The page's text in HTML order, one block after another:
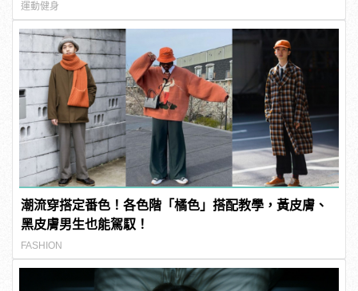
運動健身
潮流穿搭定番色！各色階「橘色」搭配教學，黃皮膚、
黑皮膚男生也能駕馭！
FASHION